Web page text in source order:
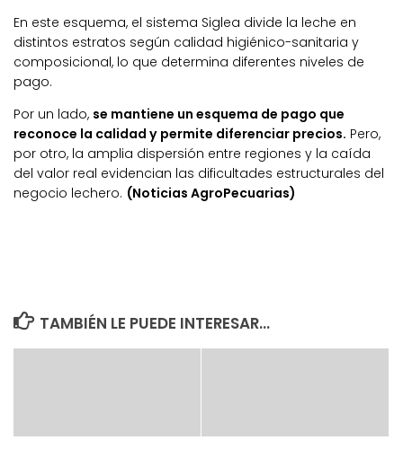
En este esquema, el sistema Siglea divide la leche en
distintos estratos según calidad higiénico-sanitaria y
composicional, lo que determina diferentes niveles de
pago.
Por un lado, se mantiene un esquema de pago que
reconoce la calidad y permite diferenciar precios. Pero,
por otro, la amplia dispersión entre regiones y la caída
del valor real evidencian las dificultades estructurales del
negocio lechero. (Noticias AgroPecuarias)
TAMBIÉN LE PUEDE INTERESAR...